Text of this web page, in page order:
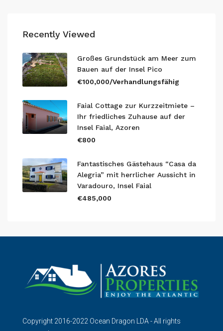
Recently Viewed
Großes Grundstück am Meer zum
Bauen auf der Insel Pico
€100,000/Verhandlungsfähig
Faial Cottage zur Kurzzeitmiete –
Ihr friedliches Zuhause auf der
Insel Faial, Azoren
€800
Fantastisches Gästehaus “Casa da
Alegria” mit herrlicher Aussicht in
Varadouro, Insel Faial
€485,000
Copyright 2016-2022 Ocean Dragon LDA - All rights